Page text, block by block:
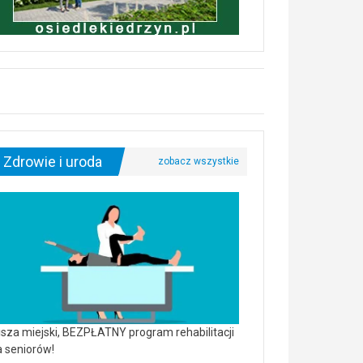
Zdrowie i uroda
miejski, BEZPŁATNY program rehabilitacji
seniorów!